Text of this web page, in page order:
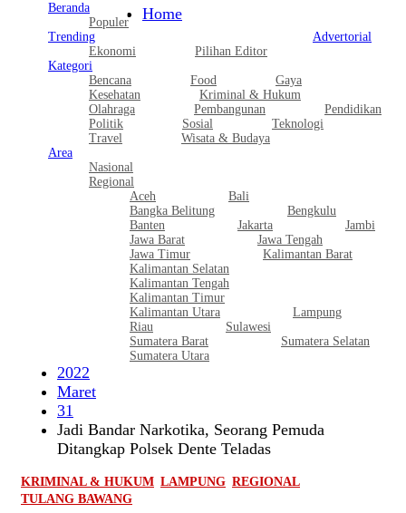
Beranda
Populer
Trending
Ekonomi
Pilihan Editor
Advertorial
Kategori
Bencana
Food
Gaya
Kesehatan
Kriminal & Hukum
Olahraga
Pembangunan
Pendidikan
Politik
Sosial
Teknologi
Travel
Wisata & Budaya
Area
Nasional
Regional
Aceh
Bali
Bangka Belitung
Bengkulu
Banten
Jakarta
Jambi
Jawa Barat
Jawa Tengah
Jawa Timur
Kalimantan Barat
Kalimantan Selatan
Kalimantan Tengah
Kalimantan Timur
Kalimantan Utara
Lampung
Riau
Sulawesi
Sumatera Barat
Sumatera Selatan
Sumatera Utara
Home
2022
Maret
31
Jadi Bandar Narkotika, Seorang Pemuda
Ditangkap Polsek Dente Teladas
KRIMINAL & HUKUM LAMPUNG REGIONAL
TULANG BAWANG